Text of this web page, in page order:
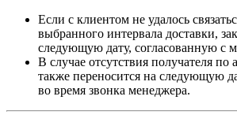
Если с клиентом не удалось
выбранного интервала доставки,
следующую дату, согласованную с
В случае отсутствия получателя по
также переносится на следующую
во время звонка менеджера.